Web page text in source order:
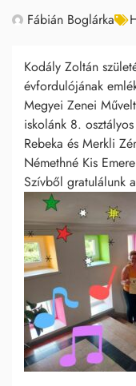
Fábián Boglárka
Kodály Zoltán
évfordulójának
Megyei Zenei
iskolánk 8.
Rebeka és Merkli
Némethné Kis
Szívből gratulálunk